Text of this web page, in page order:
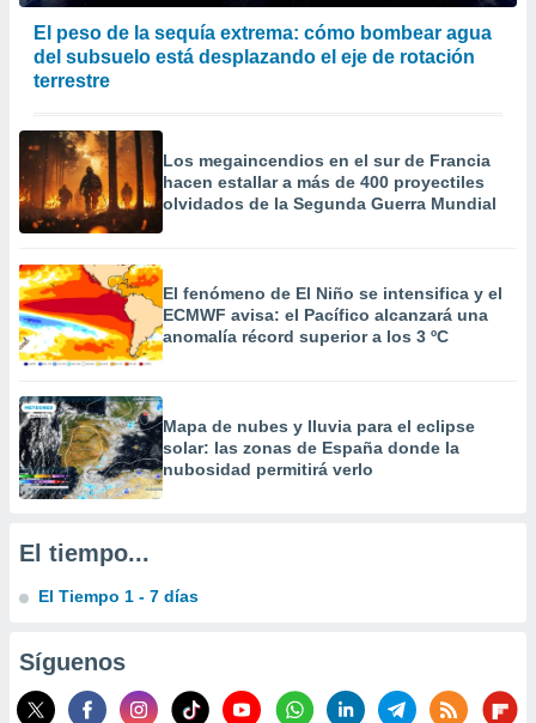
crear un
la
contenido
medir el
de la
el
de
o a través
de
de
de
uso de
con el
e
publicidad
El peso de la sequía extrema: cómo bombear agua
del subsuelo está desplazando el eje de rotación
terrestre
Los megaincendios en el sur de Francia
hacen estallar a más de 400 proyectiles
olvidados de la Segunda Guerra Mundial
El fenómeno de El Niño se intensifica y el
ECMWF avisa: el Pacífico alcanzará una
anomalía récord superior a los 3 ºC
Mapa de nubes y lluvia para el eclipse
solar: las zonas de España donde la
nubosidad permitirá verlo
El tiempo...
El Tiempo 1 - 7 días
Síguenos